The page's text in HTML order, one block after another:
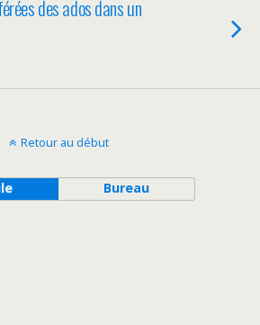
des ados dans un
Retour au début
Bureau